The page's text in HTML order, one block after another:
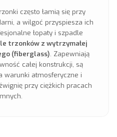
często łamią się przy
a wilgoć przyspiesza ich
łopaty i szpadle
trzonków z wytrzymałej
(fiberglass). Zapewniają
całej konstrukcji, są
warunki atmosferyczne i
przy ciężkich pracach